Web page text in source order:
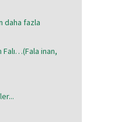
daha fazla
inan,